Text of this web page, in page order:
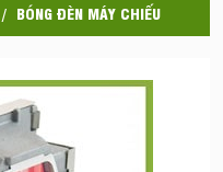
BÓNG ĐÈN MÁY CHIẾU